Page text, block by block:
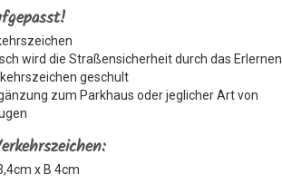
wird die Straßensicherheit durch das Erlernen
geschult
zum Parkhaus oder jeglicher Art von
x B 4cm